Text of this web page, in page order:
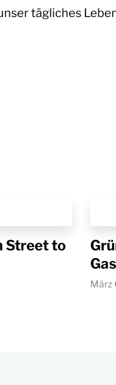
tägliches
Street to
März